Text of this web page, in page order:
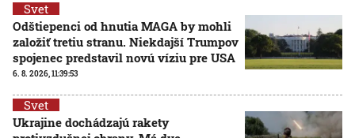
Svet
Odštiepenci od hnutia MAGA by mohli
založiť tretiu stranu. Niekdajší Trumpov
spojenec predstavil novú víziu pre USA
6. 8. 2026, 11:39:53
Svet
Ukrajine dochádzajú rakety